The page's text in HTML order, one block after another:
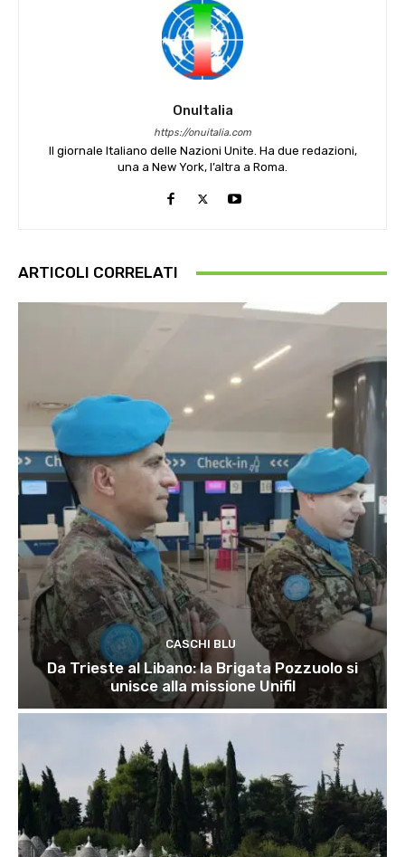
OnuItalia
https://onuitalia.com
Il giornale Italiano delle Nazioni Unite. Ha due redazioni,
una a New York, l’altra a Roma.
ARTICOLI CORRELATI
CASCHI BLU
Da Trieste al Libano: la Brigata Pozzuolo si
unisce alla missione Unifil